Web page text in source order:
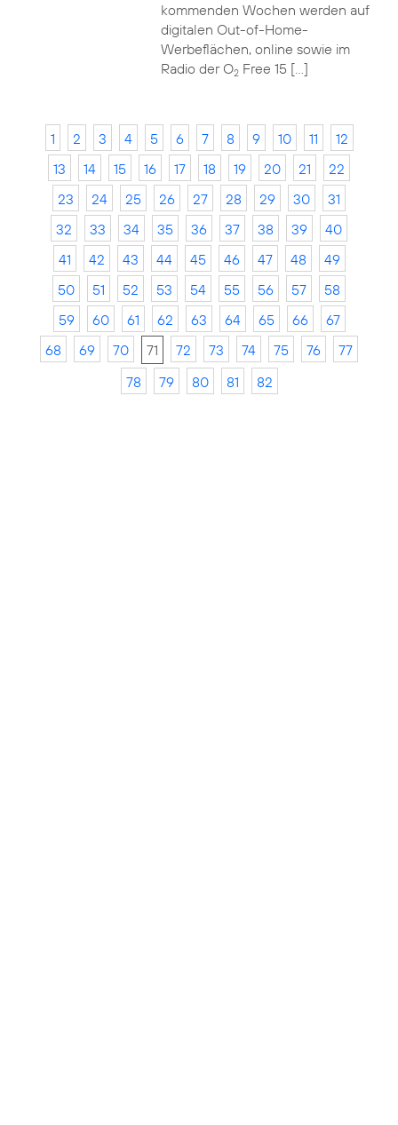
kommenden Wochen werden auf
digitalen Out-of-Home-
Werbeflächen, online sowie im
Radio der O2Free 15 […]
1 2 3 4 5 6 7 8 9 10 11
12
13
14 15 16 17 18 19 20 21
22
23
24 25 26 27 28 29 30
31
32
33 34 35 36 37 38 39
40
41
42 43 44 45 46 47 48
49
50
51 52 53 54 55 56 57
58
59
60 61 62 63 64 65 66
67
68
69 70 71 72 73 74 75 76
77
78
79 80 81 82